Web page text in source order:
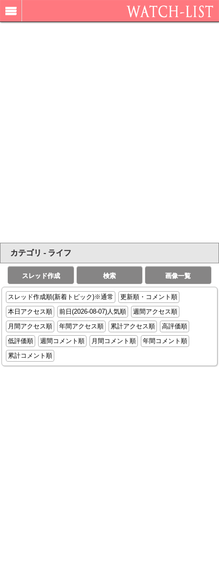
カテゴリ - ライフ
スレッド作成 検索 画像一覧
スレッド作成順(新着トピック)※通常
更新順・コメント順
本日アクセス順
前日(2026-08-07)人気順
週間アクセス順
月間アクセス順
年間アクセス順 累計アクセス順
高評価順
低評価順
週間コメント順 月間コメント順
年間コメント順
累計コメント順